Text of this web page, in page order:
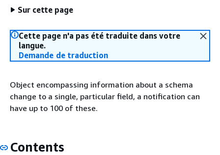
Sur cette page
Cette page n'a pas été traduite dans votre
langue.
Demande de traduction
Object encompassing information about a schema
change to a single, particular field, a notification can
have up to 100 of these.
Contents